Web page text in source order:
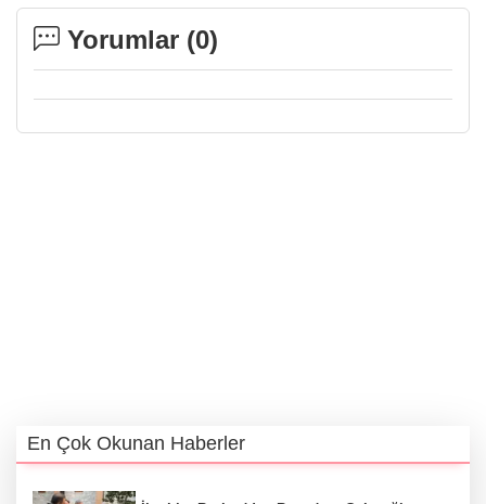
Yorumlar (0)
En Çok Okunan Haberler